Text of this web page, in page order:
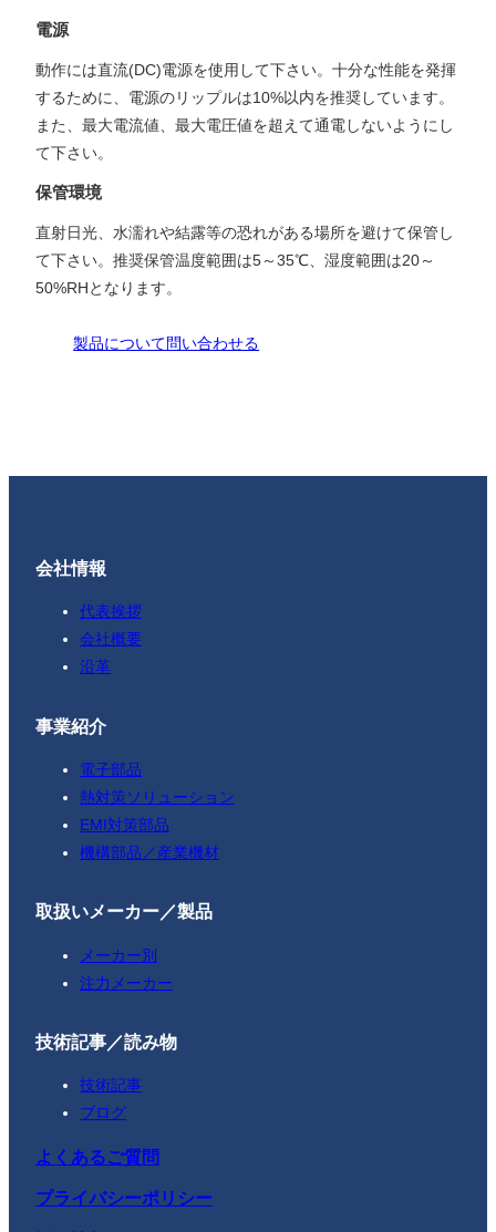
電源
動作には直流(DC)電源を使用して下さい。十分な性能を発揮
するために、電源のリップルは10%以内を推奨しています。
また、最大電流値、最大電圧値を超えて通電しないようにし
て下さい。
保管環境
直射日光、水濡れや結露等の恐れがある場所を避けて保管し
て下さい。推奨保管温度範囲は5～35℃、湿度範囲は20～
50%RHとなります。
製品について問い合わせる
会社情報
代表挨拶
会社概要
沿革
事業紹介
電子部品
熱対策ソリューション
EMI対策部品
機構部品／産業機材
取扱いメーカー／製品
メーカー別
注力メーカー
技術記事／読み物
技術記事
ブログ
よくあるご質問
プライバシーポリシー